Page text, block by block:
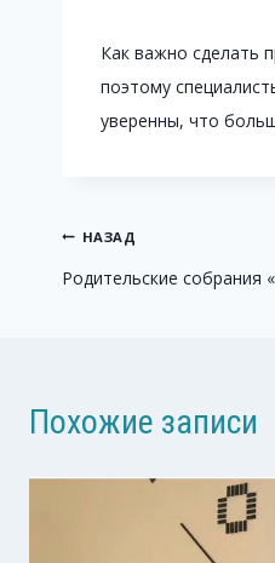
Как важно сделать
поэтому
уверенны, что
Навигация
по
НАЗАД
Родительские собрания
Похожие записи